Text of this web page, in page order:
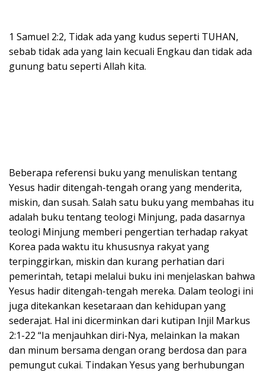
1 Samuel 2:2, Tidak ada yang kudus seperti TUHAN,
sebab tidak ada yang lain kecuali Engkau dan tidak ada
gunung batu seperti Allah kita.
Beberapa referensi buku yang menuliskan tentang
Yesus hadir ditengah-tengah orang yang menderita,
miskin, dan susah. Salah satu buku yang membahas itu
adalah buku tentang teologi Minjung, pada dasarnya
teologi Minjung memberi pengertian terhadap rakyat
Korea pada waktu itu khususnya rakyat yang
terpinggirkan, miskin dan kurang perhatian dari
pemerintah, tetapi melalui buku ini menjelaskan bahwa
Yesus hadir ditengah-tengah mereka. Dalam teologi ini
juga ditekankan kesetaraan dan kehidupan yang
sederajat. Hal ini dicerminkan dari kutipan Injil Markus
2:1-22 “Ia menjauhkan diri-Nya, melainkan Ia makan
dan minum bersama dengan orang berdosa dan para
pemungut cukai. Tindakan Yesus yang berhubungan